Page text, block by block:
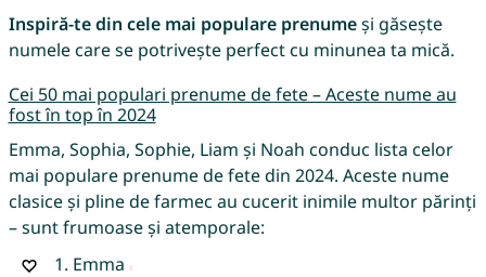
Inspiră-te din cele mai populare prenumeși găsește
numele care se potrivește perfect cu minunea ta mică.
Cei 50 mai populari prenume de fete – Aceste nume au
fost în top în 2024
Emma, Sophia, Sophie, Liam și Noah conduc lista celor
mai populare prenume de fete din 2024. Aceste nume
clasice și pline de farmec au cucerit inimile multor părinți
– sunt frumoase și atemporale:
1. Emma